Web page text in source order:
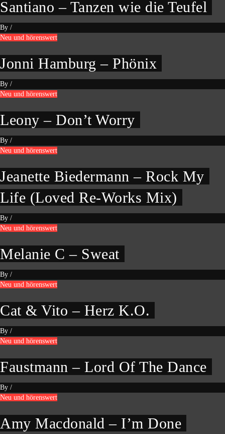
Santiano – Tanzen wie die Teufel
By /
Neu und hörenswert
Jonni Hamburg – Phönix
By /
Neu und hörenswert
Leony – Don’t Worry
By /
Neu und hörenswert
Jeanette Biedermann – Rock My
Life (Loved Re-Works Mix)
By /
Neu und hörenswert
Melanie C – Sweat
By /
Neu und hörenswert
Cat & Vito – Herz K.O.
By /
Neu und hörenswert
Faustmann – Lord Of The Dance
By /
Neu und hörenswert
Amy Macdonald – I’m Done